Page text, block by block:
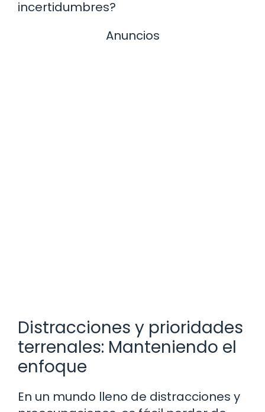
incertidumbres?
Anuncios
Distracciones y prioridades
terrenales: Manteniendo el
enfoque
En un mundo lleno de distracciones y